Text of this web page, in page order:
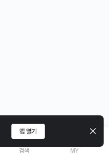
앱 열기
검색 MY